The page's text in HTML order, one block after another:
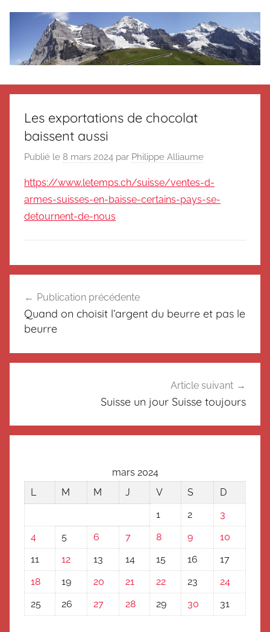
Le
blog
de
Suisse
Magazine
Suisse
Suisse
Les exportations de chocolat
baissent aussi
Publié le 8 mars 2024 par Philippe Alliaume
https://www.letemps.ch/suisse/ventes-d-
armes-suisses-en-baisse-certains-pays-se-
detournent-de-nous
N
c
a
de
l’article
Publication précédente
Quand on choisit l’argent du beurre et pas le
beurre
Article suivant
Suisse un jour Suisse toujours
mars 2024
L
M M J V S
D
1
2
3
4
5 6 7 8 9
10
11
12 13 14 15 16
17
18
19 20 21 22 23
24
25
26 27 28 29 30 31